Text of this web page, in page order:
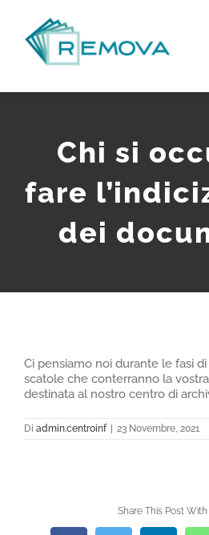
contenuto
CHI SIAMO
SERVIZI
CONTATTI
NEWS
AREA CLIENTI
Chi si
fare
dei
Ci pensiamo noi durante le fasi
scatole che conterranno la
destinata al nostro centro di
Di admin.centroinf 23 Novembre, 2021
Share This Post